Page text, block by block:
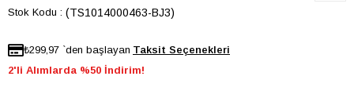
Stok Kodu (TS1014000463-BJ3)
₺299,97 `den başlayan
2'li Alımlarda %50 İndirim!